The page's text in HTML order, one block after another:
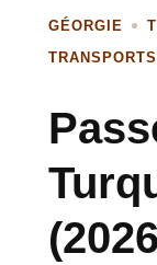
GÉORGIE